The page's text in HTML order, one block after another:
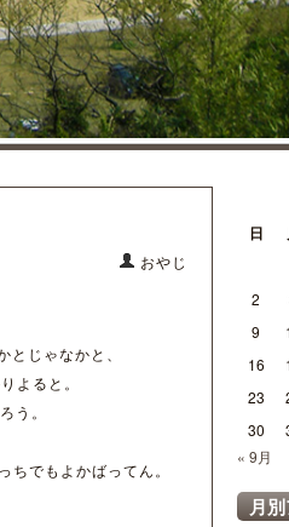
おやじ
じゃなかと、
よると。
う。
でもよかばってん。
日
2
9
16
23
30
« 9月
月